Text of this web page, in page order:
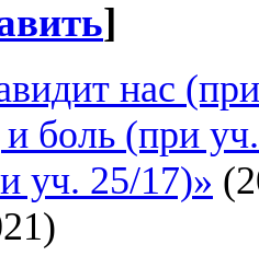
]
нас
и боль (при
уч. 25/17)»